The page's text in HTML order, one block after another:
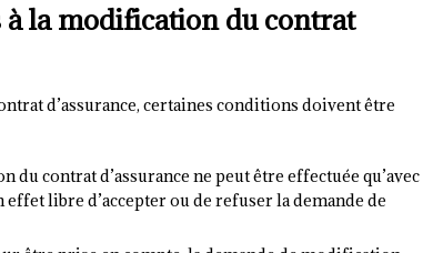
la modification du contrat
d’assurance, certaines conditions doivent être
du contrat d’assurance ne peut être effectuée qu’avec
effet libre d’accepter ou de refuser la demande de